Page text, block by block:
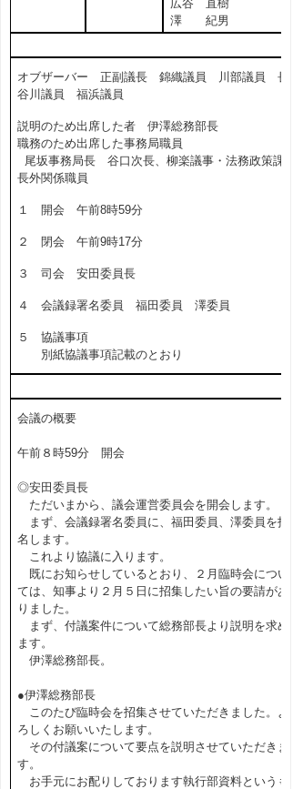
広谷 直樹
澤 紀男
オブザーバー 正副議長 錦織議員 川部議員 長
谷川議員 福浜議員
説明のため出席した者 伊澤総務部長
職務のため出席した事務局職員
尾坂事務局長 谷口次長、柳楽議事・法務政策課
長外関係職員
１ 開会 午前8時59分
２ 閉会 午前9時17分
３ 司会 安田委員長
４ 会議録署名委員 福田委員 澤委員
５ 協議事項
別紙協議事項記載のとおり
会議の概要
午前８時59分 開会
◎安田委員長
ただいまから、議会運営委員会を開会します。
まず、会議録署名委員に、福田委員、澤委員を指
名します。
これより協議に入ります。
既にお知らせしているとおり、２月臨時会につい
ては、知事より２月５日に招集したい旨の要請があ
りました。
まず、付議案件について総務部長より説明を求め
ます。
伊澤総務部長。
●伊澤総務部長
このたび臨時会を招集させていただきました。よ
ろしくお願いいたします。
その付議案について要点を説明させていただきま
す。
お手元にお配りしております執行部資料というも